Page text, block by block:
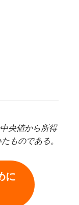
央値から所得
ものである。
に